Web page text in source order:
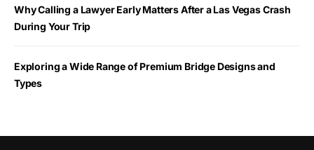
Why Calling a Lawyer Early Matters After a Las Vegas Crash
During Your Trip
Exploring a Wide Range of Premium Bridge Designs and
Types